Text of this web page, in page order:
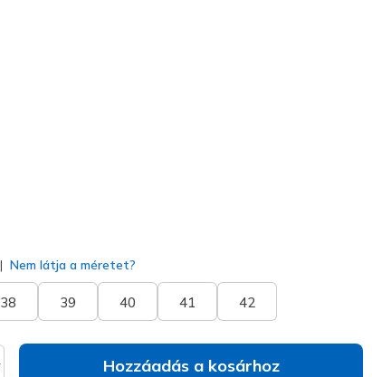
Nem látja a méretet?
38 39 40 41 42
Hozzáadás a kosárhoz